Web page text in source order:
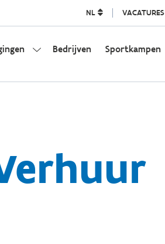
NL VACATURES
Bedrijven Sportkampen